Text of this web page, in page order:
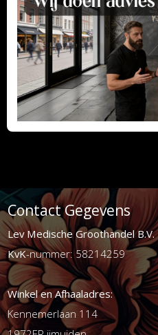
Contact Gegevens
Lev Medische Groothandel B.V.
KvK-nummer: 58214259
Winkel en Afhaaladres:
Kennemerlaan 114